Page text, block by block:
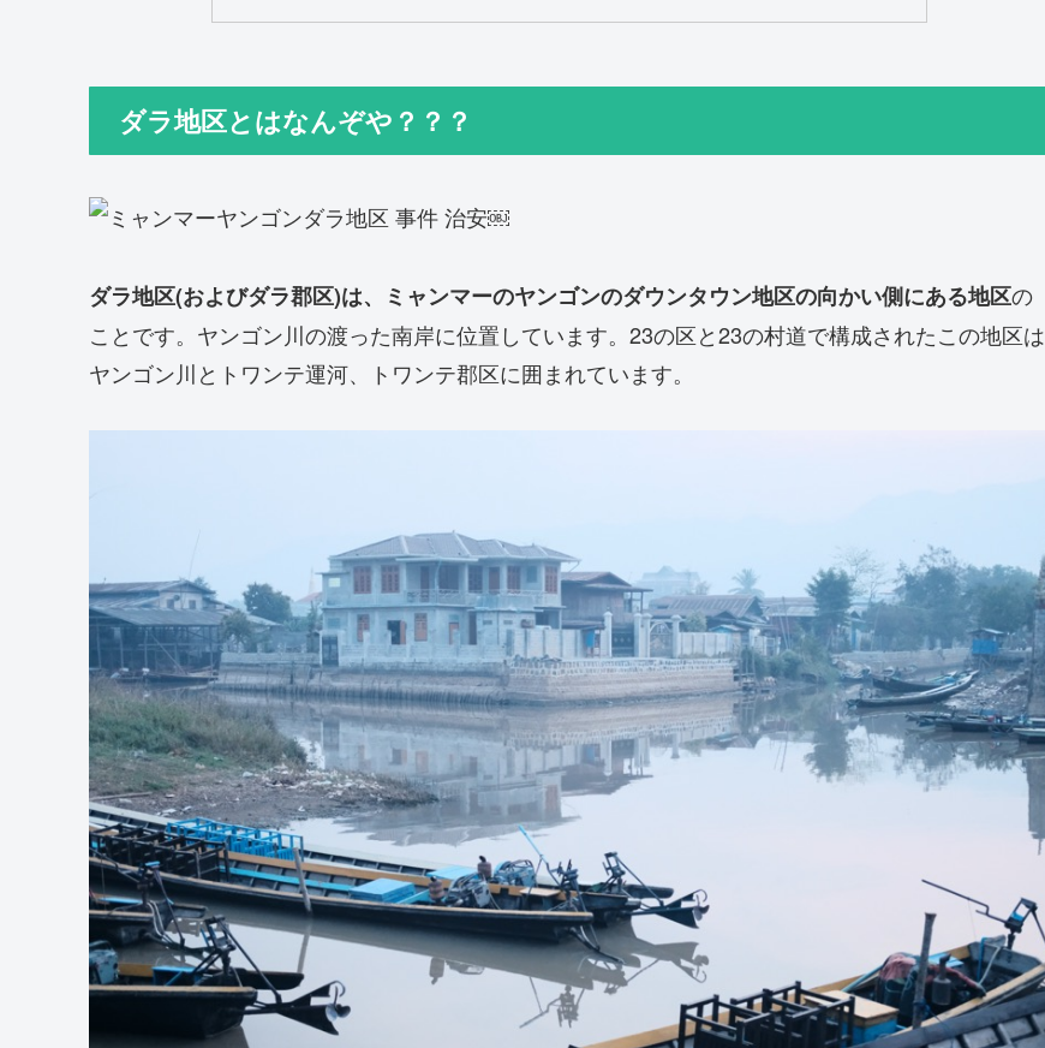
ダラ地区とはなんぞや？？？
￼
ダラ地区(およびダラ郡区)は、ミャンマーのヤンゴンのダウンタウン地区の向かい側にある地区の
ことです。ヤンゴン川の渡った南岸に位置しています。23の区と23の村道で構成されたこの地区は
ヤンゴン川とトワンテ運河、トワンテ郡区に囲まれています。